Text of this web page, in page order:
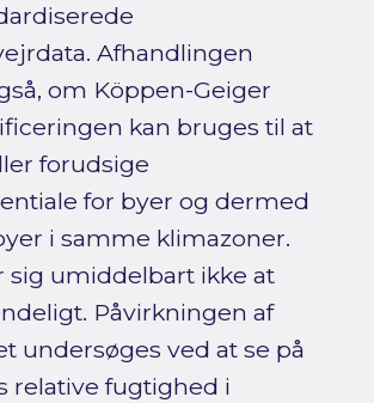
Afhandlingen
om Köppen-Geiger
kan bruges til at
forudsige
for byer og dermed
i samme klimazoner.
sig umiddelbart ikke at
Påvirkningen af
undersøges ved at se på
relative fugtighed i